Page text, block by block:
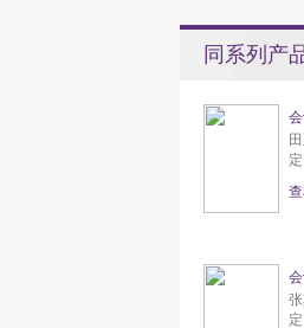
同系列产